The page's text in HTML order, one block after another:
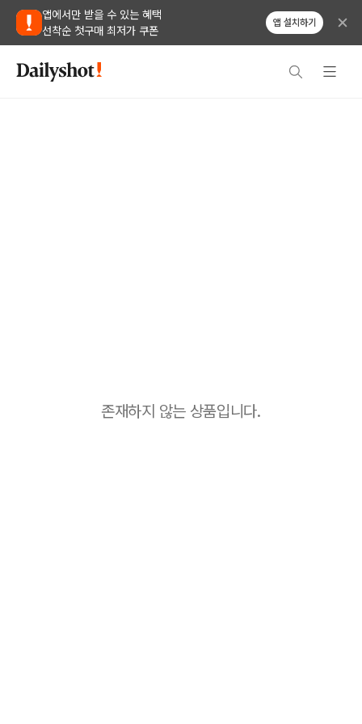
앱에서만 받을 수 있는 혜택
선착순 첫구매 최저가 쿠폰
앱 설치하기
존재하지 않는 상품입니다.